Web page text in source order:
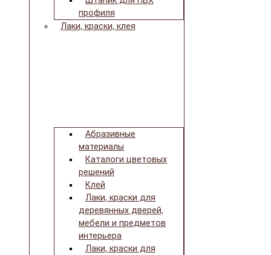
профиля
Лаки, краски, клея
Абразивные
материалы
Каталоги цветовых
решений
Клей
Лаки, краски для
деревянных дверей,
мебели и предметов
интерьера
Лаки, краски для